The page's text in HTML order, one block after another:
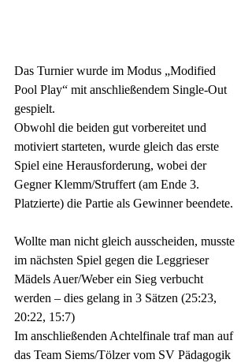
Das Turnier wurde im Modus „Modified
Pool Play“ mit anschließendem Single-Out
gespielt.
Obwohl die beiden gut vorbereitet und
motiviert starteten, wurde gleich das erste
Spiel eine Herausforderung, wobei der
Gegner Klemm/Struffert (am Ende 3.
Platzierte) die Partie als Gewinner beendete.
Wollte man nicht gleich ausscheiden, musste
im nächsten Spiel gegen die Leggrieser
Mädels Auer/Weber ein Sieg verbucht
werden – dies gelang in 3 Sätzen (25:23,
20:22, 15:7)
Im anschließenden Achtelfinale traf man auf
das Team Siems/Tölzer vom SV Pädagogik